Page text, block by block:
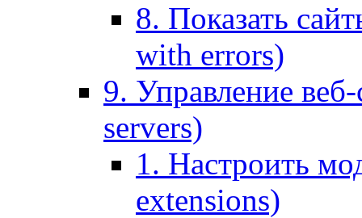
8. Показать
with errors)
9. Управление
servers)
1. Настроить
extensions)